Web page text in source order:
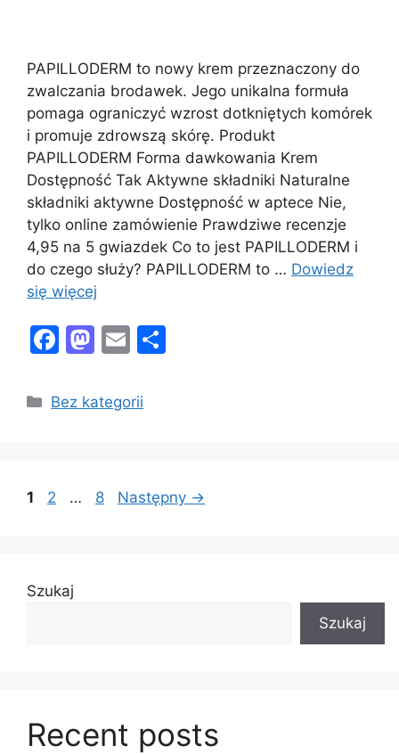
PAPILLODERM to nowy krem ​​przeznaczony do
zwalczania brodawek. Jego unikalna formuła
pomaga ograniczyć wzrost dotkniętych komórek
i promuje zdrowszą skórę. Produkt
PAPILLODERM Forma dawkowania Krem
Dostępność Tak Aktywne składniki Naturalne
składniki aktywne Dostępność w aptece Nie,
tylko online zamówienie Prawdziwe recenzje
4,95 na 5 gwiazdek Co to jest PAPILLODERM i
do czego służy? PAPILLODERM to … Dowiedz
się więcej
F
c
o
M
st
o
n
E
ai
Kategorie
Bez kategorii
Page
1 Page
2 … Page
8 Następny →
Szukaj
Szukaj
Recent posts